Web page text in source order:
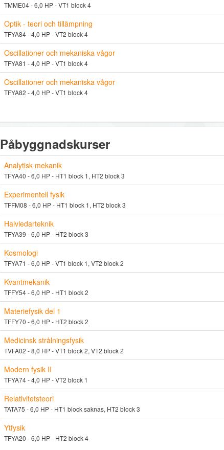
TMME04 - 6,0 HP - VT1 block 4
Optik - teori och tillämpning
TFYA84 - 4,0 HP - VT2 block 4
Oscillationer och mekaniska vågor
TFYA81 - 4,0 HP - VT1 block 4
Oscillationer och mekaniska vågor
TFYA82 - 4,0 HP - VT1 block 4
Påbyggnadskurser
Analytisk mekanik
TFYA40 - 6,0 HP - HT1 block 1, HT2 block 3
Experimentell fysik
TFFM08 - 6,0 HP - HT1 block 1, HT2 block 3
Halvledarteknik
TFYA39 - 6,0 HP - HT2 block 3
Kosmologi
TFYA71 - 6,0 HP - VT1 block 1, VT2 block 2
Kvantmekanik
TFFY54 - 6,0 HP - HT1 block 2
Materiefysik del 1
TFFY70 - 6,0 HP - HT2 block 2
Medicinsk strålningsfysik
TVFA02 - 8,0 HP - VT1 block 2, VT2 block 2
Modern fysik II
TFYA74 - 4,0 HP - VT2 block 1
Relativitetsteori
TATA75 - 6,0 HP - HT1 block saknas, HT2 block 3
Ytfysik
TFYA20 - 6,0 HP - HT2 block 4